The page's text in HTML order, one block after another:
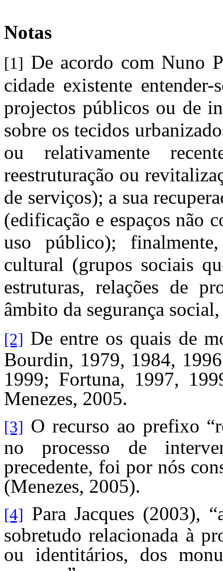
Notas
[1] De acordo com Nuno
cidade existente
projectos públicos ou de
sobre os tecidos
ou relativamente
reestruturação ou
de serviços); a sua
(edificação e espaços não
uso público);
cultural (grupos sociais
estruturas, relações de
âmbito da segurança
[2] De entre os quais de
Bourdin, 1979, 1984,
1999; Fortuna, 1997,
Menezes, 2005.
[3] O recurso ao prefixo
no processo de
precedente, foi por nós
(Menezes, 2005).
[4] Para Jacques (2003),
sobretudo relacionada à
ou identitários, dos